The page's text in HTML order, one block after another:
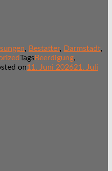
, Bestatter, Darmstadt,
TagsBeerdigung,
on11. Juni 202621. Juli